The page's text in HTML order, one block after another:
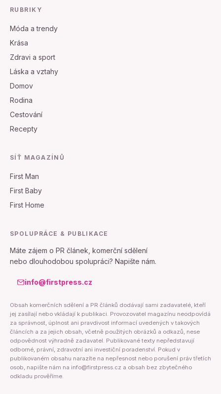
RUBRIKY
Móda a trendy
Krása
Zdravi a sport
Láska a vztahy
Domov
Rodina
Cestování
Recepty
SÍŤ MAGAZÍNŮ
First Man
First Baby
First Home
SPOLUPRÁCE & PUBLIKACE
Máte zájem o PR článek, komerční sdělení
nebo dlouhodobou spolupráci? Napište nám.
info@firstpress.cz
Obsah komerčních sdělení a PR článků dodávají sami zadavatelé, kteří
jej zasílají nebo vkládají k publikaci. Provozovatel magazínu neodpovídá
za správnost, úplnost ani pravdivost informací uvedených v takových
článcích a za jejich obsah, včetně použitých obrázků a odkazů, nese
odpovědnost výhradně zadavatel. Publikované texty nepředstavují
odborné, právní, zdravotní ani investiční poradenství. Pokud v
publikovaném obsahu narazíte na nepřesnost nebo porušení práv třetích
osob, napište nám na info@firstpress.cz a obsah bez zbytečného
odkladu prověříme.